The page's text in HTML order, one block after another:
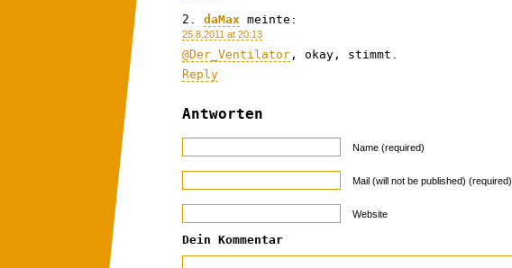
daMax meinte:
25.8.2011 at 20:13
@Der_Ventilator , okay, stimmt.
Reply
Antworten
Name (required)
Mail (will not be published) (required)
Website
Dein Kommentar